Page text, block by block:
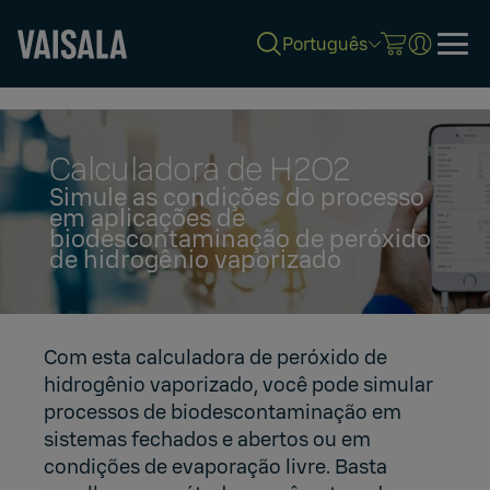
to
main
content
Português
Calculadora de H2O2
Simule as condições do processo
em aplicações de
biodescontaminação de peróxido
de hidrogênio vaporizado
Com esta calculadora de peróxido de
hidrogênio vaporizado, você pode simular
processos de biodescontaminação em
sistemas fechados e abertos ou em
condições de evaporação livre. Basta